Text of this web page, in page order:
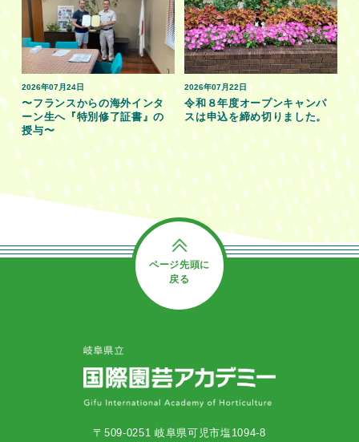
2026年07月24日
〜フランスからの海外インタ
ーン生へ『特別修了証書』の
授与〜
2026年07月22日
令和８年度オープンキャンパ
スは申込を締め切りました。
ページ先頭に
戻る
〒509-0251 岐阜県可児市塩1094-8